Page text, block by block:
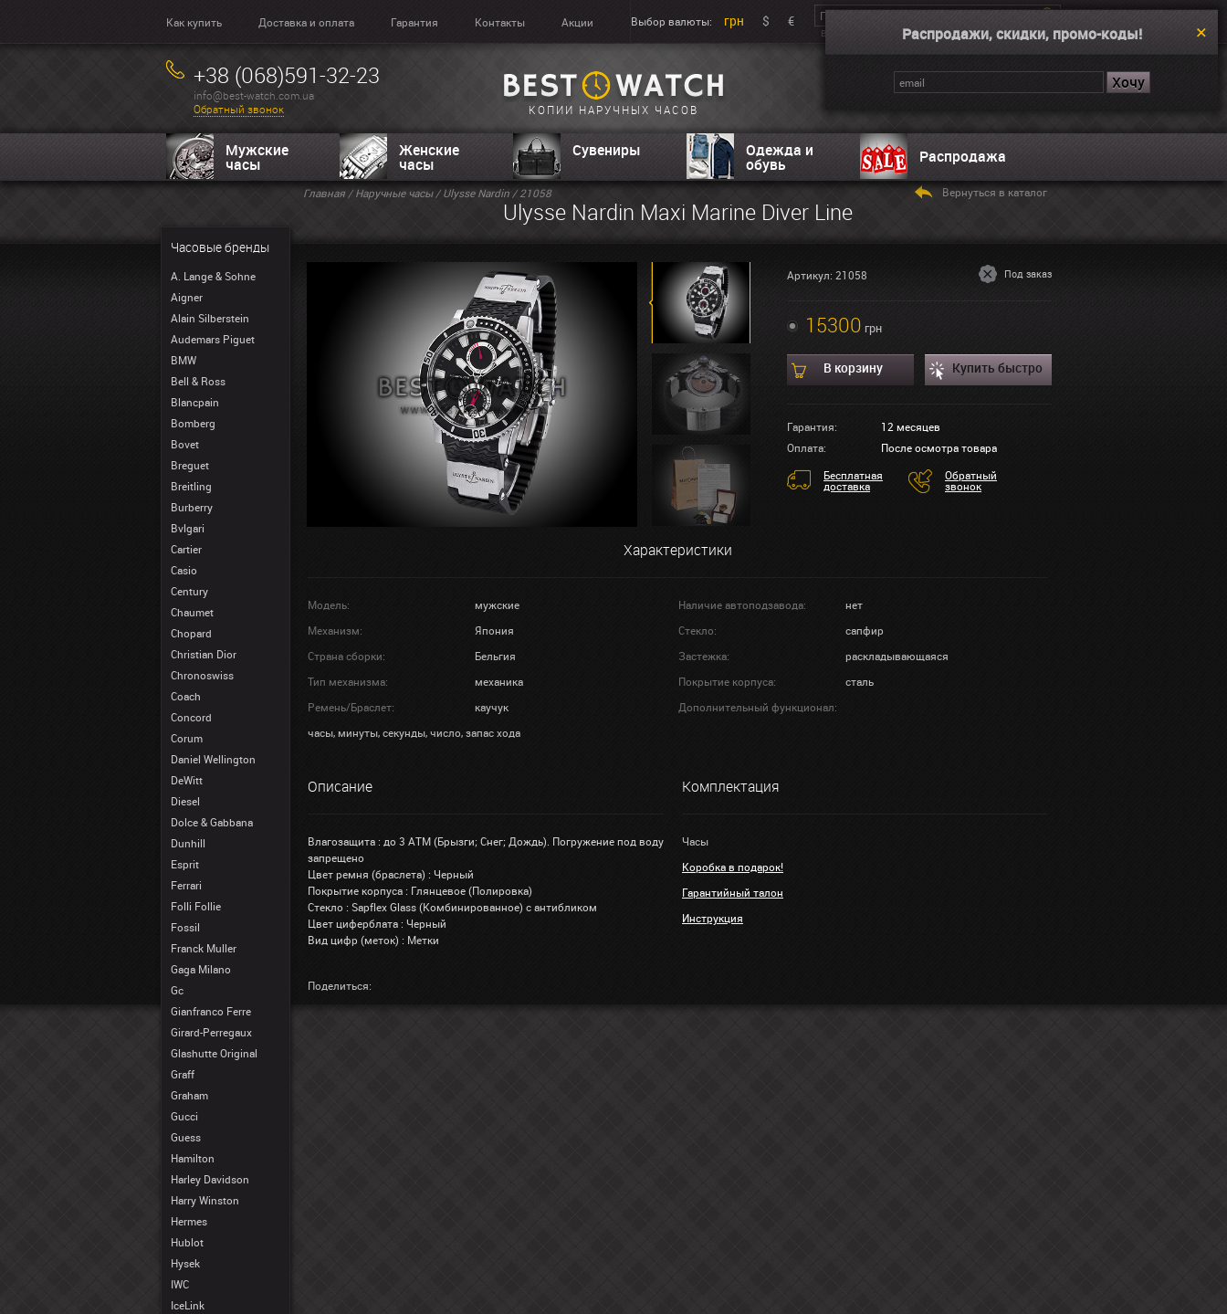
Как купить Доставка и оплата Гарантия Контакты Акции Выбор валюты: грн $ €
Введите поисковой запрос, например “Dual Time”
+38 (068)591-32-23
info@best-watch.com.ua
Обратный звонок
КОПИИ НАРУЧНЫХ ЧАСОВ
Корзина
Нет товаров
Мужские
часы
Женские
часы
Сувениры Одежда и
обувь Распродажа
Часовые бренды
A. Lange & Sohne
Aigner
Alain Silberstein
Audemars Piguet
BMW
Bell & Ross
Blancpain
Bomberg
Bovet
Breguet
Breitling
Burberry
Bvlgari
Cartier
Casio
Century
Chaumet
Chopard
Christian Dior
Chronoswiss
Coach
Concord
Corum
Daniel Wellington
DeWitt
Diesel
Dolce & Gabbana
Dunhill
Esprit
Ferrari
Folli Follie
Fossil
Franck Muller
Gaga Milano
Gc
Gianfranco Ferre
Girard-Perregaux
Glashutte Original
Graff
Graham
Gucci
Guess
Hamilton
Harley Davidson
Harry Winston
Hermes
Hublot
Hysek
IWC
IceLink
Главная/Наручные часы/Ulysse Nardin / 21058
Ulysse Nardin Maxi Marine Diver Line
Вернуться в каталог
Артикул: 21058 Под заказ
15300 грн
В корзину Купить быстро
Гарантия:
12 месяцев
Оплата:
После осмотра товара
Бесплатная
доставка
Обратный
звонок
Характеристики
Модель: мужские Наличие автоподзавода:
нет
Механизм:
Япония Стекло:
сапфир
Страна сборки:
Бельгия Застежка:
раскладывающаяся
Тип механизма:
механика Покрытие корпуса:
сталь
Ремень/Браслет:
каучук
Дополнительный функционал:
часы, минуты, секунды, число, запас хода
Описание
Влагозащита : до 3 АТМ (Брызги; Снег; Дождь). Погружение под воду
запрещено
Цвет ремня (браслета) : Черный
Покрытие корпуса : Глянцевое (Полировка)
Стекло : Sapflex Glass (Комбинированное) с антибликом
Цвет циферблата : Черный
Вид цифр (меток) : Метки
Комплектация
Часы
Коробка в подарок!
Гарантийный талон
Инструкция
Поделиться:
Распродажи, скидки, промо-коды!